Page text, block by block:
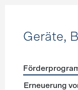
Geräte,
Erneuerung